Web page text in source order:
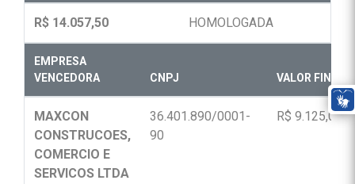
R$ 14.057,50 HOMOLOGADA
EMPRESA
VENCEDORA
CNPJ VALOR FINAL
MAXCON
CONSTRUCOES,
COMERCIO E
SERVICOS LTDA
36.401.890/0001-
90
R$ 9.125,00